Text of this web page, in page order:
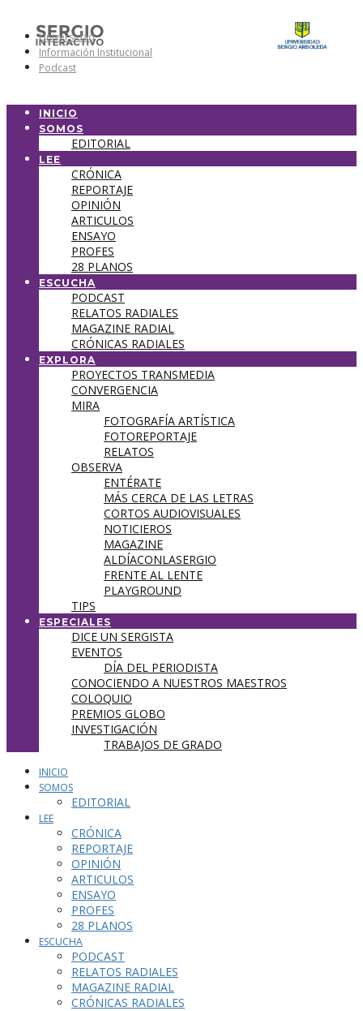
Universidad
Información Institucional
Podcast
INICIO
SOMOS
EDITORIAL
LEE
CRÓNICA
REPORTAJE
OPINIÓN
ARTICULOS
ENSAYO
PROFES
28 PLANOS
ESCUCHA
PODCAST
RELATOS RADIALES
MAGAZINE RADIAL
CRÓNICAS RADIALES
EXPLORA
PROYECTOS TRANSMEDIA
CONVERGENCIA
MIRA
FOTOGRAFÍA ARTÍSTICA
FOTOREPORTAJE
RELATOS
OBSERVA
ENTÉRATE
MÁS CERCA DE LAS LETRAS
CORTOS AUDIOVISUALES
NOTICIEROS
MAGAZINE
ALDÍACONLASERGIO
FRENTE AL LENTE
PLAYGROUND
TIPS
ESPECIALES
DICE UN SERGISTA
EVENTOS
DÍA DEL PERIODISTA
CONOCIENDO A NUESTROS MAESTROS
COLOQUIO
PREMIOS GLOBO
INVESTIGACIÓN
TRABAJOS DE GRADO
INICIO
SOMOS
EDITORIAL
LEE
CRÓNICA
REPORTAJE
OPINIÓN
ARTICULOS
ENSAYO
PROFES
28 PLANOS
ESCUCHA
PODCAST
RELATOS RADIALES
MAGAZINE RADIAL
CRÓNICAS RADIALES